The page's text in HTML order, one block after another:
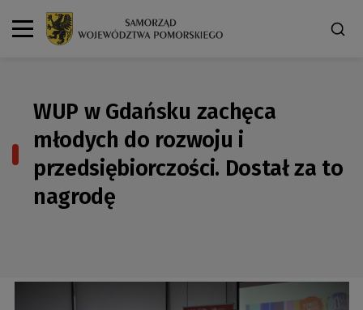
WUP w Gdańsku zachęca
młodych do rozwoju i
przedsiębiorczości. Dostał za to
nagrodę